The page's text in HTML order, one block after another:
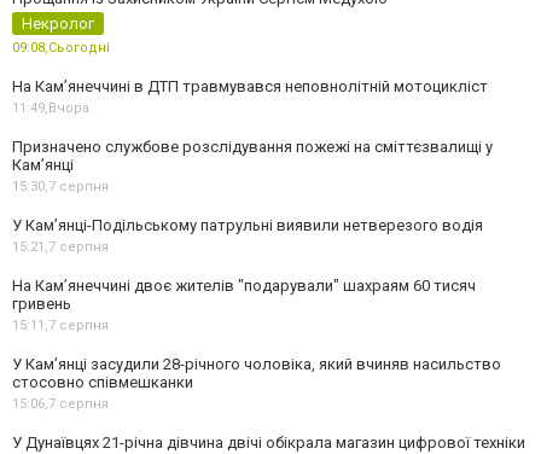
Некролог
09:08,Сьогодні
На Кам’янеччині в ДТП травмувався неповнолітній мотоцикліст
11:49,Вчора
Призначено службове розслідування пожежі на сміттєзвалищі у
Кам’янці
15:30,7 серпня
У Кам’янці-Подільському патрульні виявили нетверезого водія
15:21,7 серпня
На Камʼянеччині двоє жителів "подарували" шахраям 60 тисяч
гривень
15:11,7 серпня
У Камʼянці засудили 28-річного чоловіка, який вчиняв насильство
стосовно співмешканки
15:06,7 серпня
У Дунаївцях 21-річна дівчина двічі обікрала магазин цифрової техніки